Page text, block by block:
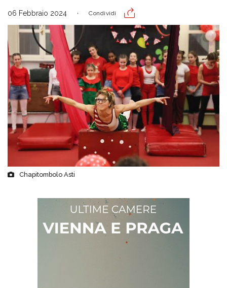
06 Febbraio 2024 Condividi
Chapitombolo Asti